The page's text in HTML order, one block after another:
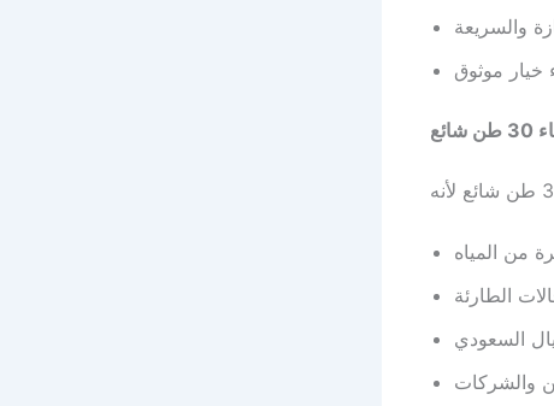
والسريعة
خيار موثوق
من المياه
الطارئة
السعودي
والشركات